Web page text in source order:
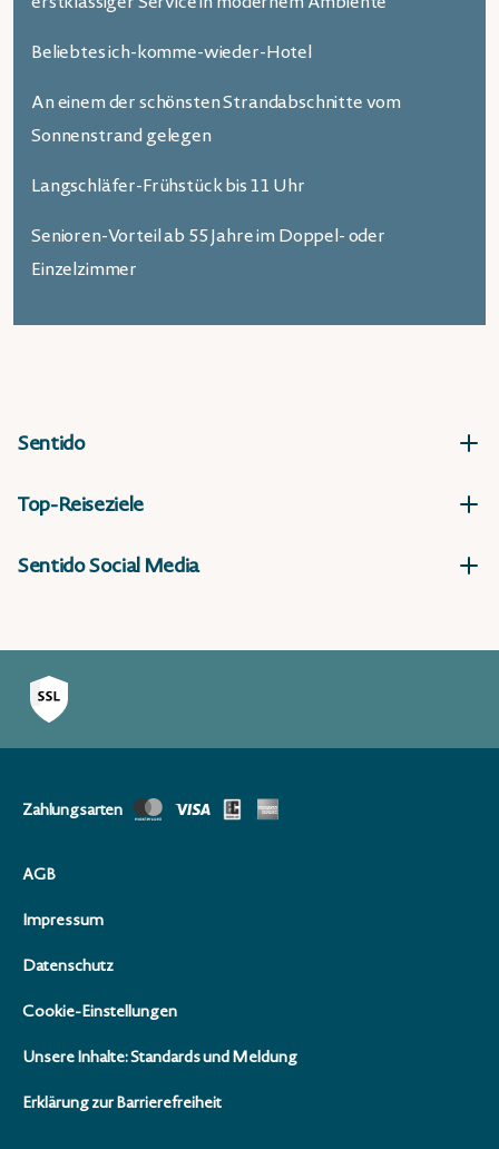
Beliebtes ich-komme-wieder-Hotel
An einem der schönsten Strandabschnitte vom
Sonnenstrand gelegen
Langschläfer-Frühstück bis 11 Uhr
Senioren-Vorteil ab 55 Jahre im Doppel- oder
Einzelzimmer
Sentido
Top-Reiseziele
Sentido Social Media
Zahlungsarten
AGB
Impressum
Datenschutz
Cookie-Einstellungen
Unsere Inhalte: Standards und Meldung
Erklärung zur Barrierefreiheit